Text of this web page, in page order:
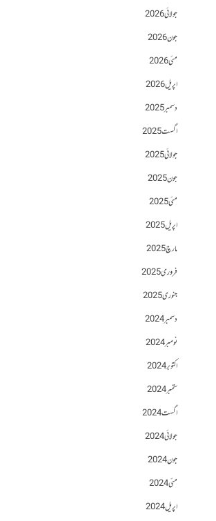
جولائی 2026
جون 2026
مئی 2026
اپریل 2026
دسمبر 2025
اگست 2025
جولائی 2025
جون 2025
مئی 2025
اپریل 2025
مارچ 2025
فروری 2025
جنوری 2025
دسمبر 2024
نومبر 2024
اکتوبر 2024
ستمبر 2024
اگست 2024
جولائی 2024
جون 2024
مئی 2024
اپریل 2024